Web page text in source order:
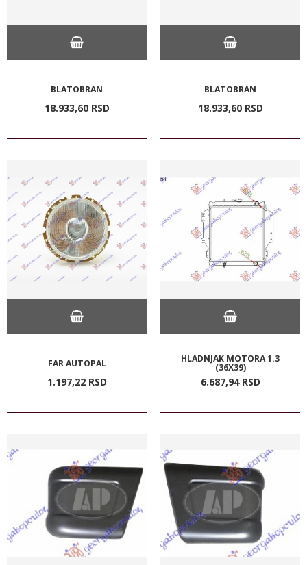
BLATOBRAN
18.933,60 RSD
BLATOBRAN
18.933,60 RSD
FAR AUTOPAL
1.197,22 RSD
HLADNJAK MOTORA 1.3
(36X39)
6.687,94 RSD